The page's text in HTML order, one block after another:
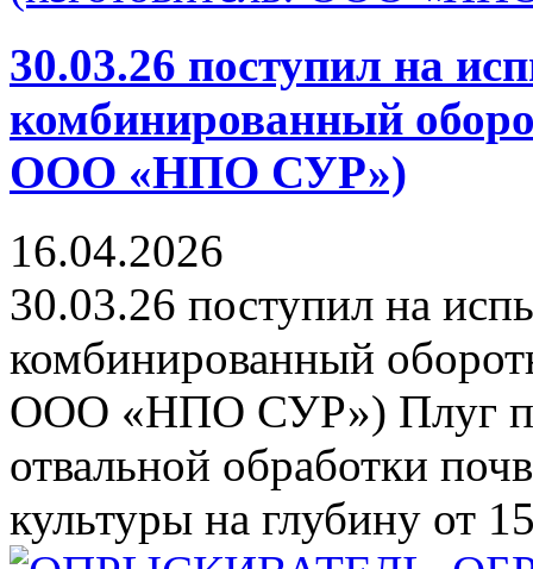
30.03.26 поступил на
комбинированный
ООО «НПО СУР»)
16.04.2026
30.03.26 поступил на
комбинированный
ООО «НПО СУР») Плуг
отвальной обработки
культуры на глубину от